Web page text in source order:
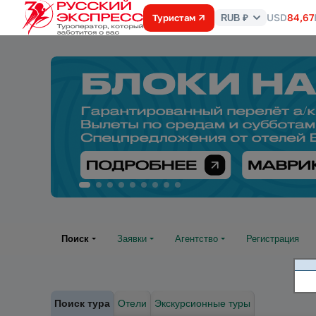
Туристам
Курс
валют
RUB ₽ USD84,67
Поиск Заявки Агентство Регистрация
Поиск тура Отели Экскурсионные туры